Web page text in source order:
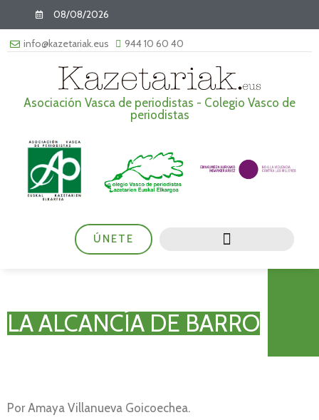
08/08/2026
info@kazetariak.eus 944 10 60 40
Asociación Vasca de periodistas - Colegio Vasco de
periodistas
ÚNETE
LA ALCANCÍA DE BARRO
Por Amaya Villanueva Goicoechea.